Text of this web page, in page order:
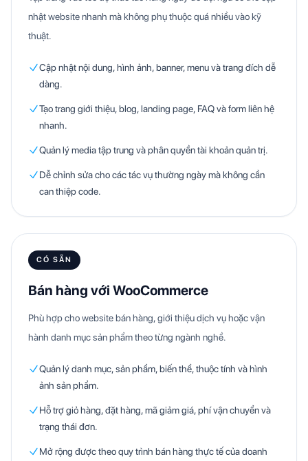
nhật website nhanh mà không phụ thuộc quá nhiều vào kỹ
thuật.
Cập nhật nội dung, hình ảnh, banner, menu và trang đích dễ
dàng.
Tạo trang giới thiệu, blog, landing page, FAQ và form liên hệ
nhanh.
Quản lý media tập trung và phân quyền tài khoản quản trị.
Dễ chỉnh sửa cho các tác vụ thường ngày mà không cần
can thiệp code.
CÓ SẴN
Bán hàng với WooCommerce
Phù hợp cho website bán hàng, giới thiệu dịch vụ hoặc vận
hành danh mục sản phẩm theo từng ngành nghề.
Quản lý danh mục, sản phẩm, biến thể, thuộc tính và hình
ảnh sản phẩm.
Hỗ trợ giỏ hàng, đặt hàng, mã giảm giá, phí vận chuyển và
trạng thái đơn.
Mở rộng được theo quy trình bán hàng thực tế của doanh